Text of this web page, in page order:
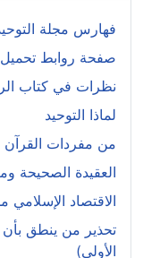
فهارس مجلة
صفحة روابط تحميل
نظرات في كتاب
لماذا التوحيد
من مفردات القرآن
العقيدة الصحيحة
الاقتصاد الإسلامي
تحذير من ينطق بأن
الأولى)